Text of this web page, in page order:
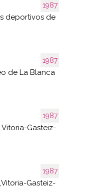
1987
deportivos de
1987
de La Blanca
1987
Gasteiz-
1987
Gasteiz-